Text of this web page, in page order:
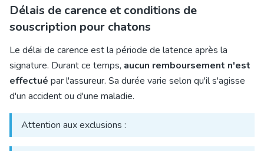
Délais de carence et conditions de
souscription pour chatons
Le délai de carence est la période de latence après la
signature. Durant ce temps, aucun remboursement n'est
effectué par l'assureur. Sa durée varie selon qu'il s'agisse
d'un accident ou d'une maladie.
Attention aux exclusions :